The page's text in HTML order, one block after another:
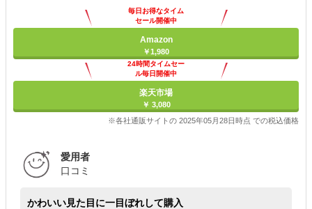
毎日お得なタイム
セール開催中
Amazon
￥1,980
24時間タイムセー
ル毎日開催中
楽天市場
￥ 3,080
※各社通販サイトの 2025年05月28日時点 での税込価格
愛用者
口コミ
かわいい見た目に一目ぼれして購入